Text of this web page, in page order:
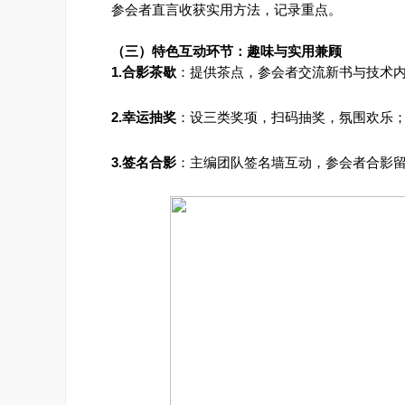
参会者直言收获实用方法，记录重点。
（三）特色互动环节：趣味与实用兼顾
1.合影茶歇 ：提供茶点，参会者交流新书与技术
2.幸运抽奖 ：设三类奖项，扫码抽奖，氛围欢乐；
3.签名合影 ：主编团队签名墙互动，参会者合影